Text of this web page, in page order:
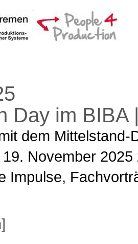
Day im
dem
November
Impulse,